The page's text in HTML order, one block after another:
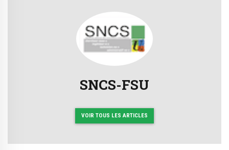
SNCS-FSU
VOIR TOUS LES ARTICLES